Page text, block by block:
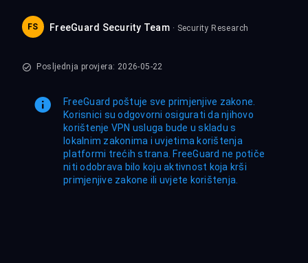
FS FreeGuard Security Team · Security Research
Posljednja provjera: 2026-05-22
FreeGuard poštuje sve primjenjive zakone.
Korisnici su odgovorni osigurati da njihovo
korištenje VPN usluga bude u skladu s
lokalnim zakonima i uvjetima korištenja
platformi trećih strana. FreeGuard ne potiče
niti odobrava bilo koju aktivnost koja krši
primjenjive zakone ili uvjete korištenja.